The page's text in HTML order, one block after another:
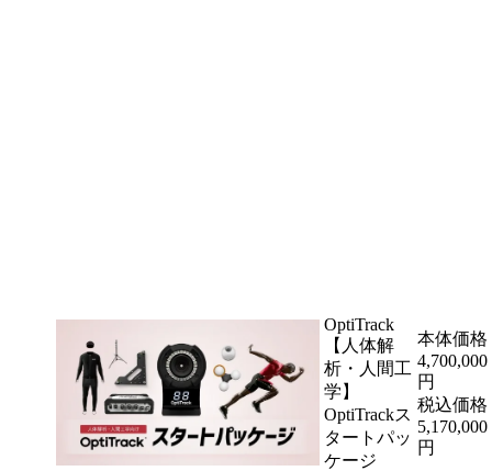
OptiTrack
【人体解
析・人間工
学】
OptiTrackス
タートパッ
ケージ
本体価格
4,700,000
円
税込価格
5,170,000
円